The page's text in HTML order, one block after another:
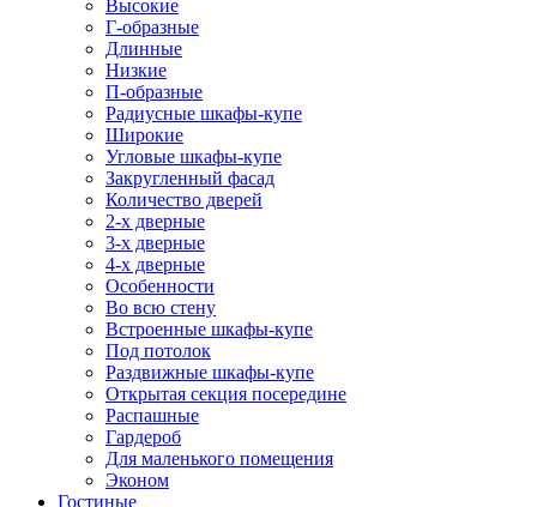
Высокие
Г-образные
Длинные
Низкие
П-образные
Радиусные шкафы-купе
Широкие
Угловые шкафы-купе
Закругленный фасад
Количество дверей
2-х дверные
3-х дверные
4-х дверные
Особенности
Во всю стену
Встроенные шкафы-купе
Под потолок
Раздвижные шкафы-купе
Открытая секция посередине
Распашные
Гардероб
Для маленького помещения
Эконом
Гостиные